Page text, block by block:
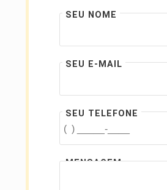
SEU NOME
SEU E-MAIL
SEU TELEFONE
MENSAGEM